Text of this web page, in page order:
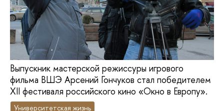
Выпускник мастерской режиссуры игрового
фильма ВШЭ Арсений Гончуков стал победителем
XII фестиваля российского кино «Окно в Европу».
Университетская жизнь